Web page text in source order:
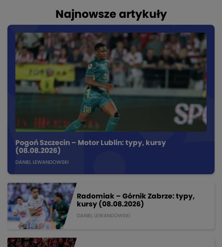
Najnowsze artykuły
Pogoń Szczecin – Motor Lublin: typy, kursy
(08.08.2026)
DANIEL LEWANDOWSKI
Radomiak – Górnik Zabrze: typy,
kursy (08.08.2026)
DANIEL LEWANDOWSKI